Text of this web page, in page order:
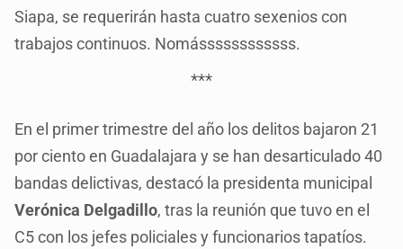
Siapa, se requerirán hasta cuatro sexenios con
trabajos continuos. Nomássssssssssss.
***
En el primer trimestre del año los delitos bajaron 21
por ciento en Guadalajara y se han desarticulado 40
bandas delictivas, destacó la presidenta municipal
Verónica Delgadillo, tras la reunión que tuvo en el
C5 con los jefes policiales y funcionarios tapatíos.